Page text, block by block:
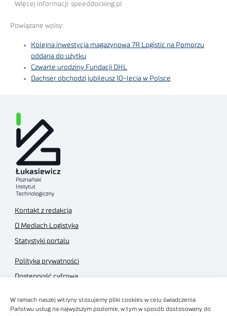
W ramach naszej witryny stosujemy pliki cookies w celu świadczenia
Państwu usług na najwyższym poziomie, w tym w sposób dostosowany do
Więcej informacji: speeddocking.pl
Powiązane wpisy:
Kolejna inwestycja magazynowa 7R Logistic na Pomorzu
oddana do użytku
Czwarte urodziny Fundacji DHL
Dachser obchodzi jubileusz 10-lecia w Polsce
Kontakt z redakcją
O Mediach Logistyka
Statystyki portalu
Polityka prywatności
Dostępność cyfrowa
Regulamin sklepu